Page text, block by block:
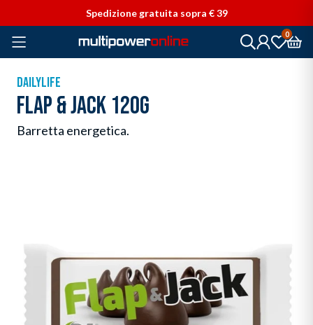
Spedizione gratuita sopra € 39
0
DAILYLIFE
FLAP & JACK 120G
Barretta energetica.